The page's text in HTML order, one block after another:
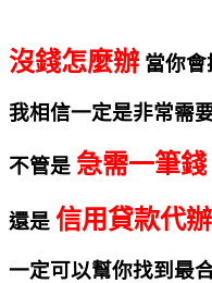
沒錢怎麼辦 當你
我相信一定是非常需
不管是 急需一筆錢
還是 信用貸款代辦
一定可以幫你找到最